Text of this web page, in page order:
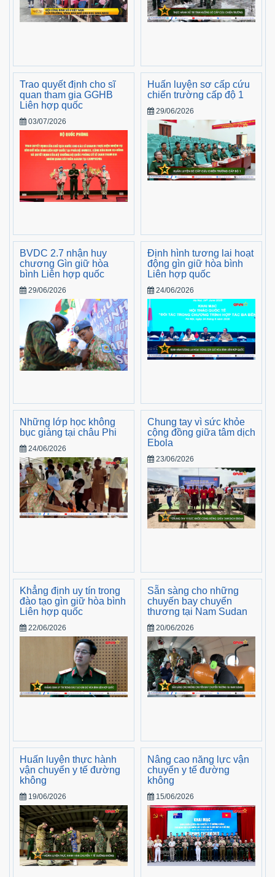
Trao quyết định cho sĩ
quan tham gia GGHB
Liên hợp quốc
03/07/2026
Huấn luyện sơ cấp cứu
chiến trường cấp độ 1
29/06/2026
BVDC 2.7 nhận huy
chương Gìn giữ hòa
bình Liên hợp quốc
29/06/2026
Định hình tương lai hoạt
động gìn giữ hòa bình
Liên hợp quốc
24/06/2026
Những lớp học không
bục giảng tại châu Phi
24/06/2026
Chung tay vì sức khỏe
cộng đồng giữa tâm dịch
Ebola
23/06/2026
Khẳng định uy tín trong
đào tạo gìn giữ hòa bình
Liên hợp quốc
22/06/2026
Sẵn sàng cho những
chuyến bay chuyển
thương tại Nam Sudan
20/06/2026
Huấn luyện thực hành
vận chuyển y tế đường
không
19/06/2026
Nâng cao năng lực vận
chuyển y tế đường
không
15/06/2026